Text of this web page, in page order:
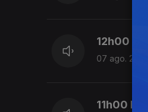
12h00
07 ago. 2026
11h00